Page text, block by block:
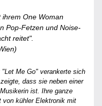
ihrem One Woman
Pop-Fetzen und Noise-
reitet".
Me Go" verankerte sich
dass sie neben einer
ist. Ihre ganze
von kühler Elektronik mit